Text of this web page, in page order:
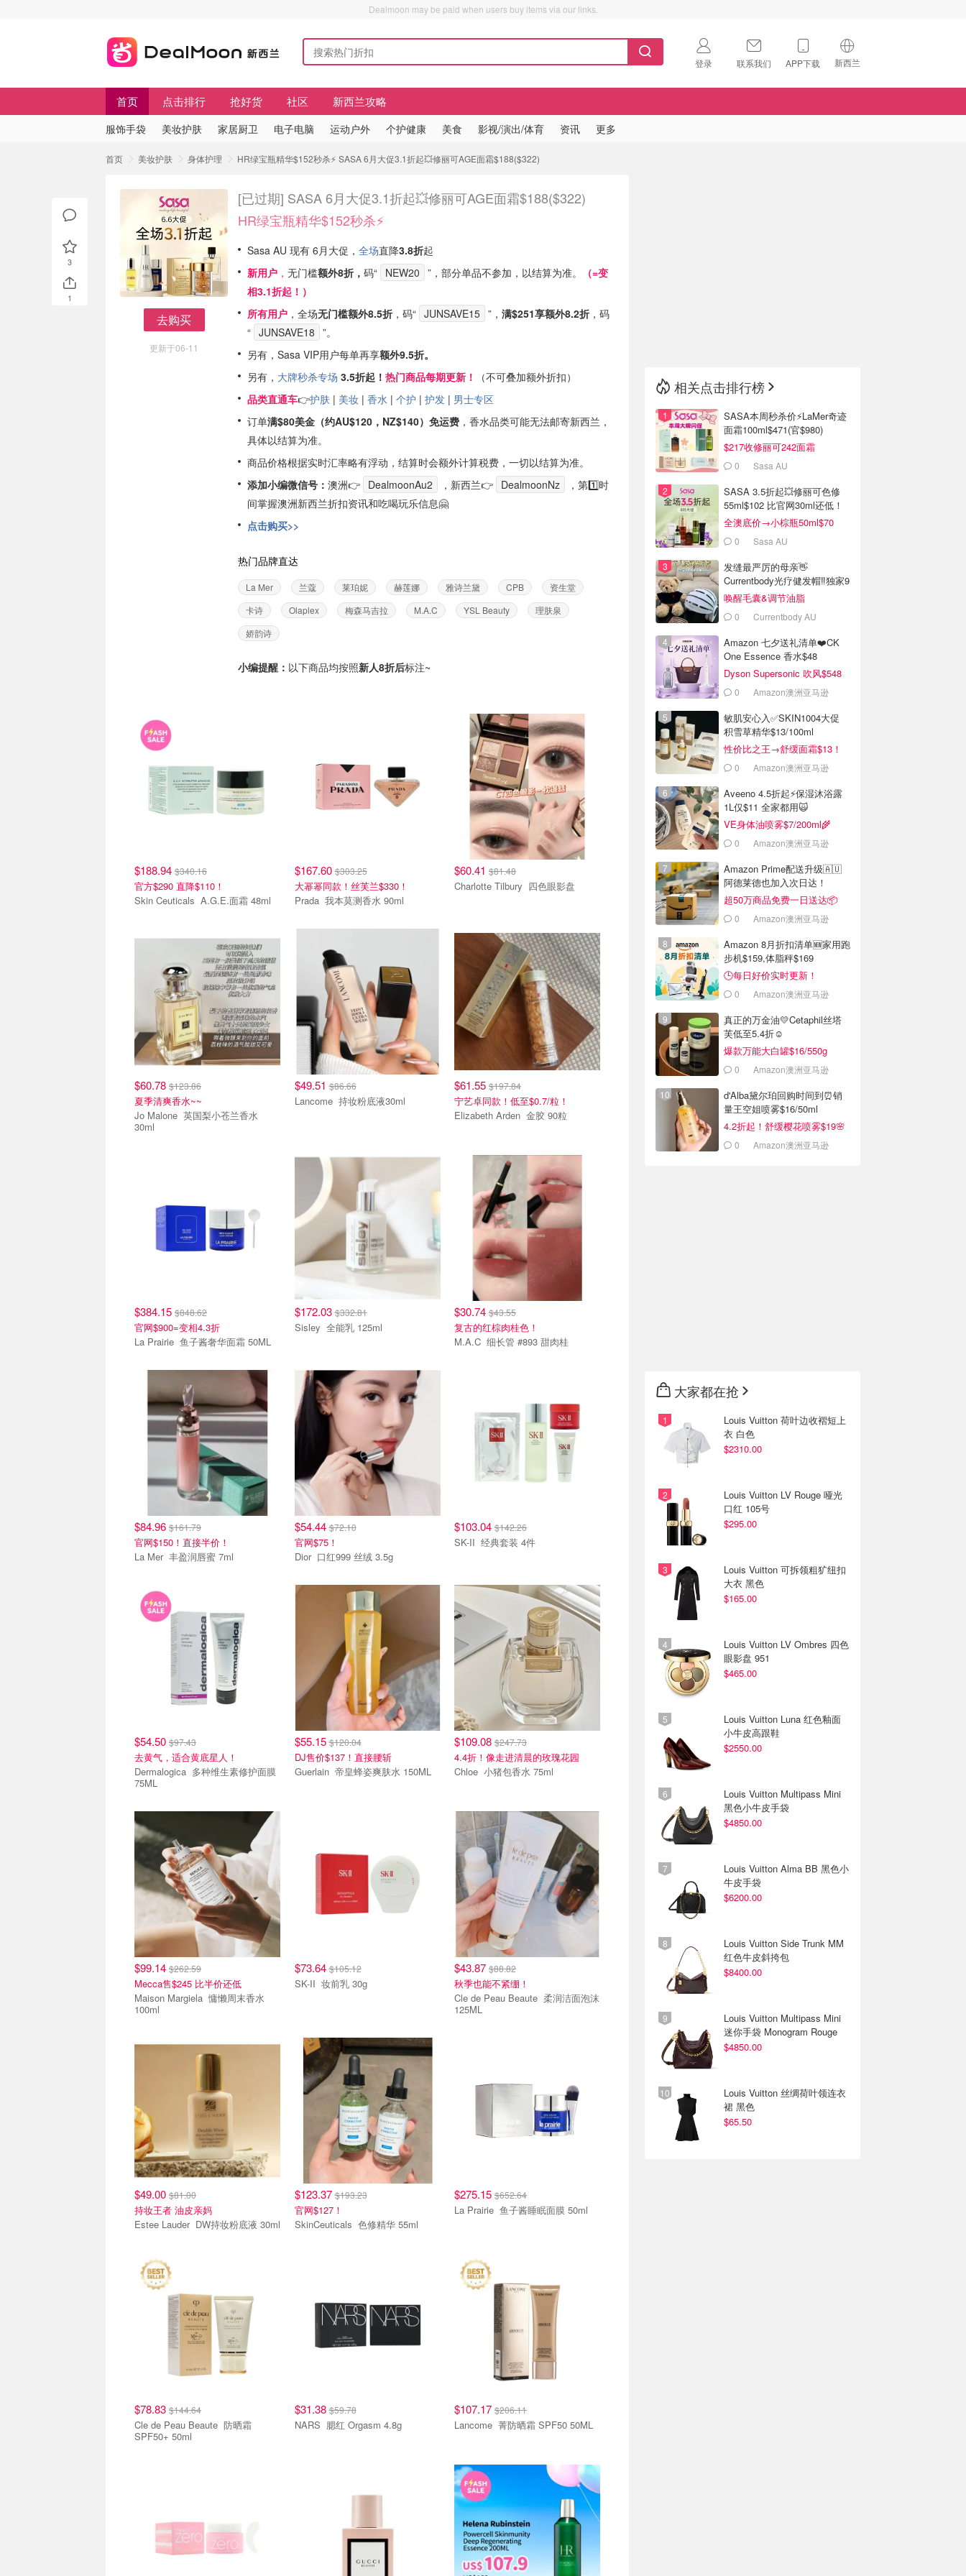
Dealmoon may be paid when users buy items via our links.
登录 联系我们 APP下载 新西兰
🇺🇸
首页 点击排行 抢好货 社区 新西兰攻略
服饰手袋 美妆护肤 家居厨卫 电子电脑 运动户外 个护健康 美食 影视/演出/体育 资讯 更多
首页 美妆护肤 身体护理 HR绿宝瓶精华$152秒杀⚡️ SASA 6月大促3.1折起💥修丽可AGE面霜$188($322)
去购买
更新于06-11
[已过期] SASA 6月大促3.1折起💥修丽可AGE面霜$188($322)
HR绿宝瓶精华$152秒杀⚡️
Sasa AU 现有 6月大促， 全场直降3.8折起
新用户 ， 无门槛额外8折， 码“ NEW20 ”，部分单品不参加，以结算为准。
（=变
相3.1折起！）
所有用户 ，全场无门槛额外8.5折 ，码“ JUNSAVE15 ”， 满$251享额外8.2折 ，码
“ JUNSAVE18 ”。
另有， Sasa VIP用户每单再享额外9.5折。
另有， 大牌秒杀专场 3.5折起！ 热门商品每期更新！
（不可叠加额外折扣）
品类直通车👉护肤 | 美妆 | 香水 | 个护 | 护发 | 男士专区
订单满$80美金（约AU$120，NZ$140）免运费 ，香水品类可能无法邮寄新西兰，
具体以结算为准。
商品价格根据实时汇率略有浮动，结算时会额外计算税费，一切以结算为准。
添加小编微信号： 澳洲👉 DealmoonAu2 ，新西兰👉 DealmoonNz
，第1️⃣时
间掌握澳洲新西兰折扣资讯和吃喝玩乐信息🤗
点击购买>>
热门品牌直达
La Mer 兰蔻 莱珀妮 赫莲娜 雅诗兰黛 CPB
资生堂
卡诗
Olaplex 梅森马吉拉 M.A.C YSL Beauty
理肤泉
娇韵诗
小编提醒： 以下商品均按照新人8折后标注~
热销单品
$188.94 $340.16
官方$290 直降$110！
Skin Ceuticals A.G.E.面霜 48ml
$167.60$303.25
大幂幂同款！丝芙兰$330！
Prada 我本莫测香水 90ml
热销单品
$60.41 $81.48
Charlotte Tilbury 四色眼影盘
$60.78 $123.86
夏季清爽香水~~
Jo Malone 英国梨小苍兰香水
30ml
$49.51$86.66
Lancome 持妆粉底液30ml
热销单品
$61.55 $197.84
宁艺卓同款！低至$0.7/粒！
Elizabeth Arden 金胶 90粒
$384.15 $848.62
官网$900=变相4.3折
La Prairie 鱼子酱奢华面霜 50ML
热销单品
$172.03$332.81
Sisley 全能乳 125ml
热销单品
$30.74 $43.55
复古的红棕肉桂色！
M.A.C 细长管 #893 甜肉桂
$84.96 $161.79
官网$150！直接半价！
La Mer 丰盈润唇蜜 7ml
热销单品
$54.44$72.10
官网$75！
Dior 口红999 丝绒 3.5g
$103.04 $142.26
SK-II 经典套装 4件
热销单品
$54.50 $97.43
去黄气，适合黄底星人！
Dermalogica 多种维生素修护面膜
75ML
热销单品
$55.15$120.04
DJ售价$137！直接腰斩
Guerlain 帝皇蜂姿爽肤水 150ML
热销单品
$109.08 $247.73
4.4折！像走进清晨的玫瑰花园
Chloe 小猪包香水 75ml
$99.14 $262.59
Mecca售$245 比半价还低
Maison Margiela 慵懒周末香水
100ml
$73.64$105.12
SK-II 妆前乳 30g
热销单品
$43.87 $88.82
秋季也能不紧绷！
Cle de Peau Beaute 柔润洁面泡沫
125ML
热销单品
$49.00 $81.00
持妆王者 油皮亲妈
Estee Lauder DW持妆粉底液 30ml
热销单品
$123.37$193.23
官网$127！
SkinCeuticals 色修精华 55ml
$275.15 $652.64
La Prairie 鱼子酱睡眠面膜 50ml
热销单品
$78.83 $144.64
Cle de Peau Beaute 防晒霜
SPF50+ 50ml
$31.38$59.78
NARS 腮红 Orgasm 4.8g
热销单品
$107.17 $206.11
Lancome 菁防晒霜 SPF50 50ML
大牌秒杀
3
1
相关点击排行榜
SASA本周秒杀价⚡️LaMer奇迹
面霜100ml$471(官$980)
$217收修丽可242面霜
0 Sasa AU
SASA 3.5折起💥修丽可色修
55ml$102 比官网30ml还低！
全澳底价→小棕瓶50ml$70
0 Sasa AU
发缝最严厉的母亲👋
Currentbody光疗健发帽‼️独家9
折
唤醒毛囊&调节油脂
0 Currentbody AU
Amazon 七夕送礼清单❤️CK
One Essence 香水$48
Dyson Supersonic 吹风$548
0 Amazon澳洲亚马逊
敏肌安心入✅️SKIN1004大促
积雪草精华$13/100ml
性价比之王→舒缓面霜$13！
0 Amazon澳洲亚马逊
Aveeno 4.5折起⚡️保湿沐浴露
1L仅$11 全家都用🙀
VE身体油喷雾$7/200ml🌾
0 Amazon澳洲亚马逊
Amazon Prime配送升级🇦🇺
阿德莱德也加入次日达！
超50万商品免费一日送达📦
0 Amazon澳洲亚马逊
Amazon 8月折扣清单🆕家用跑
步机$159,体脂秤$169
🕒每日好价实时更新！
0 Amazon澳洲亚马逊
真正的万金油💛Cetaphil丝塔
芙低至5.4折☺️
爆款万能大白罐$16/550g
0 Amazon澳洲亚马逊
d'Alba黛尔珀回购时间到⏰️销
量王空姐喷雾$16/50ml
4.2折起！舒缓樱花喷雾$19🌸
0 Amazon澳洲亚马逊
大家都在抢
Louis Vuitton 荷叶边收褶短上
衣 白色
$2310.00
Louis Vuitton LV Rouge 哑光
口红 105号
$295.00
Louis Vuitton 可拆领粗犷纽扣
大衣 黑色
$165.00
Louis Vuitton LV Ombres 四色
眼影盘 951
$465.00
Louis Vuitton Luna 红色釉面
小牛皮高跟鞋
$2550.00
Louis Vuitton Multipass Mini
黑色小牛皮手袋
$4850.00
Louis Vuitton Alma BB 黑色小
牛皮手袋
$6200.00
Louis Vuitton Side Trunk MM
红色牛皮斜挎包
$8400.00
Louis Vuitton Multipass Mini
迷你手袋 Monogram Rouge
$4850.00
Louis Vuitton 丝绸荷叶领连衣
裙 黑色
$65.50